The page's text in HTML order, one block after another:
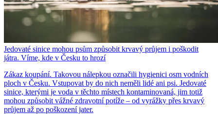
Jedovaté sinice mohou psům způsobit krvavý průjem i poškodit
játra. Víme, kde v Česku to hrozí
Zákaz koupání. Takovou nálepkou označili hygienici osm vodních
ploch v Česku. Vstupovat by do nich neměli lidé ani psi. Jedovaté
sinice, kterými je voda v těchto místech kontaminovaná, jim totiž
mohou způsobit vážné zdravotní potíže – od vyrážky přes krvavý
průjem až po poškození jater.